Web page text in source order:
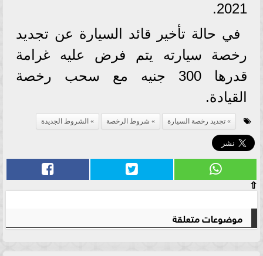
2021.
في حالة تأخير قائد السيارة عن تجديد
رخصة سيارته يتم فرض عليه غرامة
قدرها 300 جنيه مع سحب رخصة
القيادة.
تجديد رخصة السيارة شروط الرخصة الشروط الجديدة
⇧
موضوعات متعلقة